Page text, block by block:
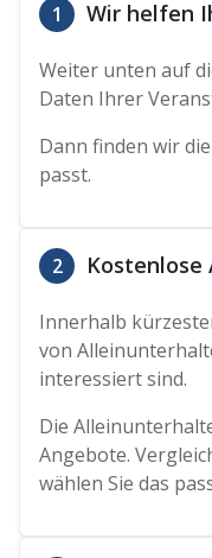
1 Wir helfen
Weiter unten auf
Daten Ihrer
Dann finden wir
passt.
2 Kostenlose
Innerhalb
von
interessiert sind.
Die
Angebote.
wählen Sie das